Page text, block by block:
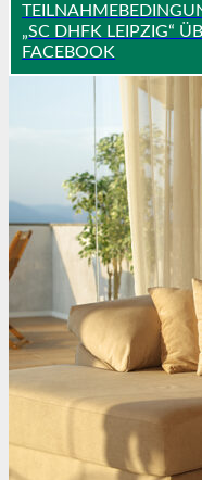
„SC DHFK LEIPZIG“
FACEBOOK